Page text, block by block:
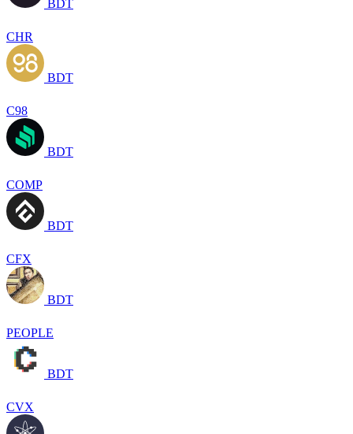
BDT
CHR
BDT
C98
BDT
COMP
BDT
CFX
BDT
PEOPLE
BDT
CVX